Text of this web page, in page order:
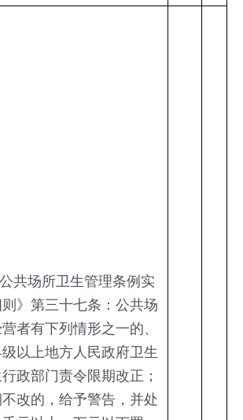
共场所卫生管理条例实
》第三十七条：公共场
者有下列情形之一的、
以上地方人民政府卫生
政部门责令限期改正；
改的，给予警告，并处